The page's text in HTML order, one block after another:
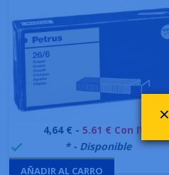
Precio
4,64 € - 5.61 € Con IVA
 * - Disponible
AÑADIR AL CARRO
×